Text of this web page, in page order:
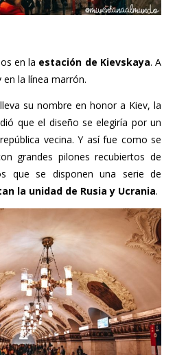
en la estación de Kievskaya. A
en la línea marrón.
su nombre en honor a Kiev, la
que el diseño se elegiría por un
vecina. Y así fue como se
grandes pilones recubiertos de
que se disponen una serie de
la unidad de Rusia y Ucrania.